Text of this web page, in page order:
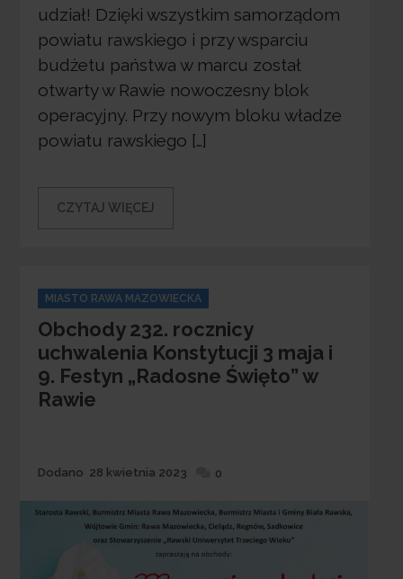
udział! Dzięki wszystkim samorządom
powiatu rawskiego i przy wsparciu
budżetu państwa w marcu został
otwarty w Rawie nowoczesny blok
operacyjny. Przy nowym bloku władze
powiatu rawskiego […]
CZYTAJ WIĘCEJ
Categories
MIASTO RAWA MAZOWIECKA
Obchody 232. rocznicy
uchwalenia Konstytucji 3 maja i
9. Festyn „Radosne Święto” w
Rawie
Dodane
Dodano 28 kwietnia 2023 0